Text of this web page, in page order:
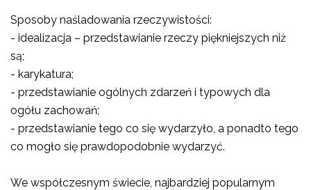
Sposoby naśladowania rzeczywistości:
- idealizacja – przedstawianie rzeczy piękniejszych niż
są;
- karykatura;
- przedstawianie ogólnych zdarzeń i typowych dla
ogółu zachowań;
- przedstawianie tego co się wydarzyło, a ponadto tego
co mogło się prawdopodobnie wydarzyć.
We współczesnym świecie, najbardziej popularnym